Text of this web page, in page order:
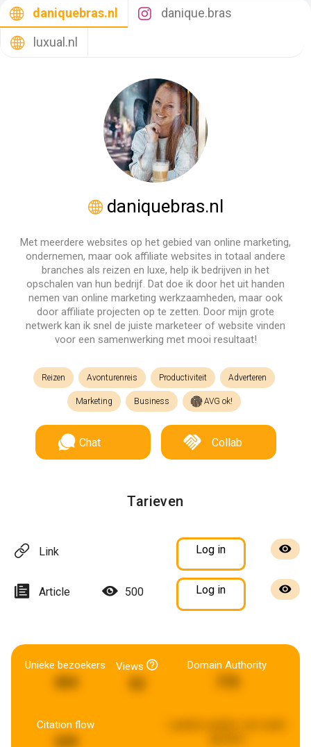
daniquebras.nl
danique.bras
luxual.nl
daniquebras.nl
Met meerdere websites op het gebied van online marketing,
ondernemen, maar ook affiliate websites in totaal andere
branches als reizen en luxe, help ik bedrijven in het
opschalen van hun bedrijf. Dat doe ik door het uit handen
nemen van online marketing werkzaamheden, maar ook
door affiliate projecten op te zetten. Door mijn grote
netwerk kan ik snel de juiste marketeer of website vinden
voor een samenwerking met mooi resultaat!
Reizen Avonturenreis Productiviteit Adverteren
Marketing Business AVG ok!
Chat Collab
Tarieven
Link Log in
Article 500 Log in
Unieke bezoekers
454
Views Domain Authority
Citation flow